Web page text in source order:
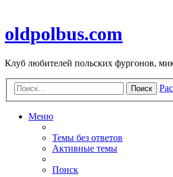
oldpolbus.com
Клуб любителей польских фургонов,
Поиск
Меню
Темы без ответов
Активные темы
Поиск